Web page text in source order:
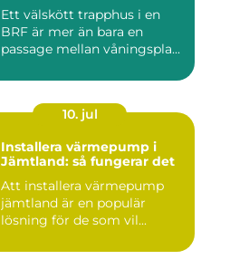
Ett välskött trapphus i en
BRF är mer än bara en
passage mellan våningspla...
10. jul
Installera värmepump i
Jämtland: så fungerar det
Att installera värmepump
jämtland är en populär
lösning för de som vil...